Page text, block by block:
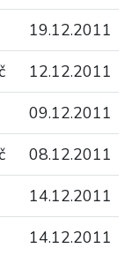
19.12.2011
12.12.2011
09.12.2011
08.12.2011
14.12.2011
14.12.2011